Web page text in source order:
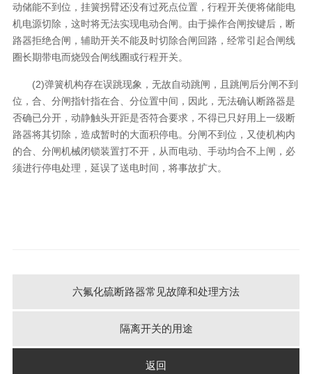
动储能不到位，挂簧拐臂还没有过死点位置，行程开关便将储能电
机电源切除，这时将无法实现电动合闸。由于操作合闸按键后，断
路器拒绝合闸，辅助开关不能及时切除合闸回路，经常引起合闸线
圈长期带电而烧毁合闸线圈或行程开关。
(2)弹簧机构存在误跳现象，无故自动跳闸，且跳闸后分闸不到
位，合、分闸指针指在合、分位置中间，因此，无法确认断路器是
否确已分开，动静触头开距是否符合要求，不得已只好用上一级断
路器将其切除，造成暂时的大面积停电。分闸不到位，又使机构内
的合、分闸机械闭锁装置打不开，从而电动、手动均合不上闸，必
须进行停电处理，延误了送电时间，将事故扩大。
六氟化硫断路器常见故障和处理方法
隔离开关的用途
返回